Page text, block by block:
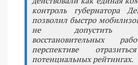
контроль губернатора
позволил быстро
не допустить
восстановительных
перспективе
потенциальных рейтингах.